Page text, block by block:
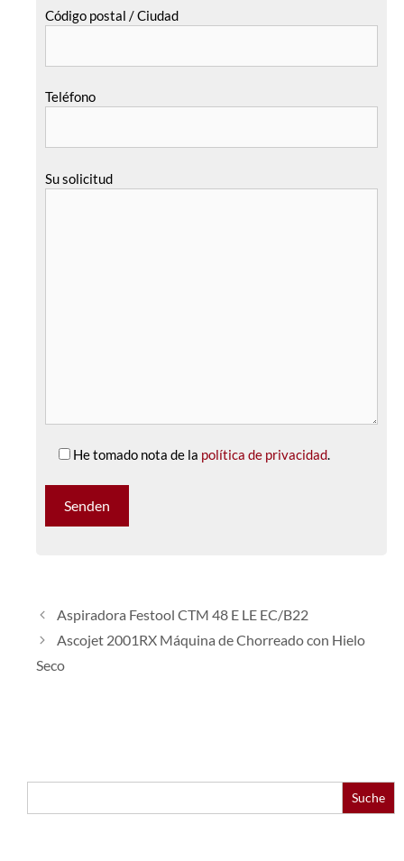
Código postal / Ciudad
Teléfono
Su solicitud
He tomado nota de la política de privacidad.
Aspiradora Festool CTM 48 E LE EC/B22
Ascojet 2001RX Máquina de Chorreado con Hielo
Seco
Buscar: